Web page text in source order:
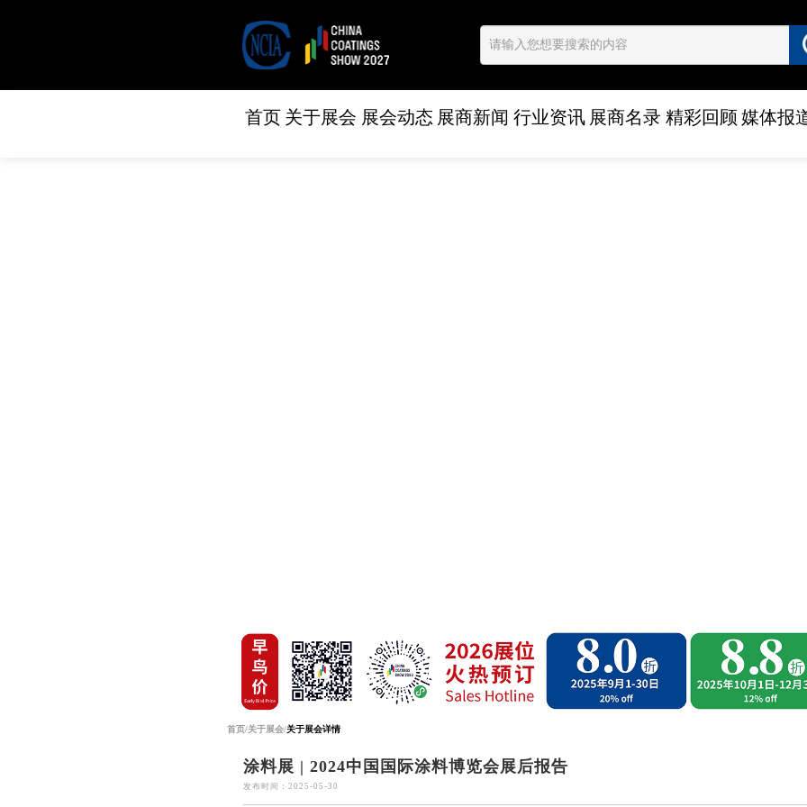
首页 关于展会 展会动态 展商新闻 行业资讯 展商名录 精彩回顾 媒体报
首页/关于展会/关于展会详情
涂料展 | 2024中国国际涂料博览会展后报告
发布时间：2025-05-30